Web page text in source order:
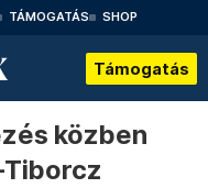
TÁMOGATÁS SHOP
Támogatás
közben